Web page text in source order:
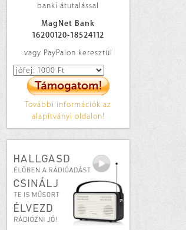
banki átutalással
MagNet Bank
16200120-18524112
vagy PayPalon keresztül
További információk az
alapítványi oldalon!